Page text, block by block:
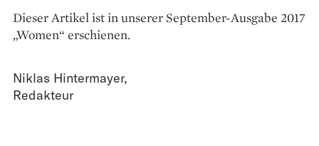
Dieser Artikel ist in unserer September-Ausgabe 2017
„Women“ erschienen.
Niklas Hintermayer,
Redakteur